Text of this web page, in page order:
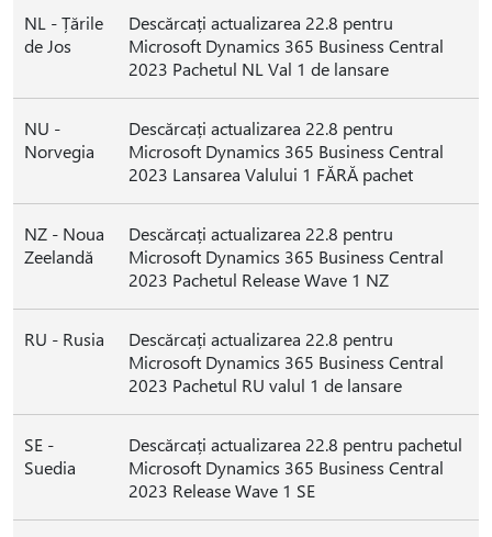
NL - Țările
de Jos
Descărcați actualizarea 22.8 pentru
Microsoft Dynamics 365 Business Central
2023 Pachetul NL Val 1 de lansare
NU -
Norvegia
Descărcați actualizarea 22.8 pentru
Microsoft Dynamics 365 Business Central
2023 Lansarea Valului 1 FĂRĂ pachet
NZ - Noua
Zeelandă
Descărcați actualizarea 22.8 pentru
Microsoft Dynamics 365 Business Central
2023 Pachetul Release Wave 1 NZ
RU - Rusia
Descărcați actualizarea 22.8 pentru
Microsoft Dynamics 365 Business Central
2023 Pachetul RU valul 1 de lansare
SE -
Suedia
Descărcați actualizarea 22.8 pentru pachetul
Microsoft Dynamics 365 Business Central
2023 Release Wave 1 SE